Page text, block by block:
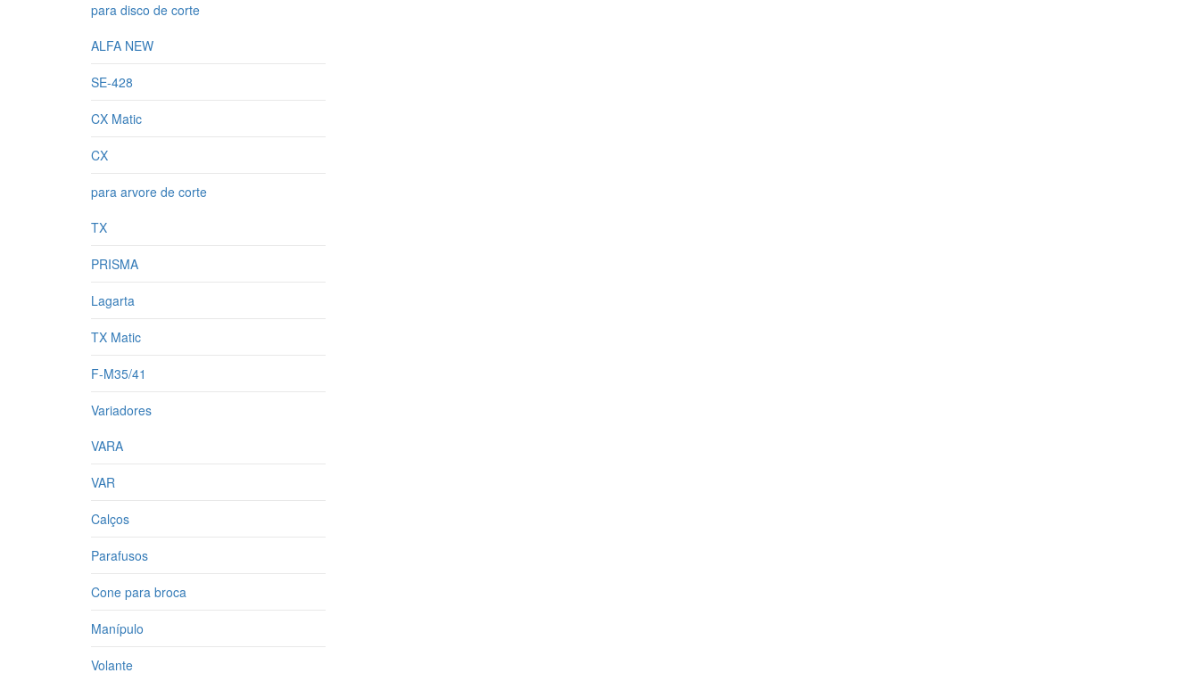
para disco de corte
ALFA NEW
SE-428
CX Matic
CX
para arvore de corte
TX
PRISMA
Lagarta
TX Matic
F-M35/41
Variadores
VARA
VAR
Calços
Parafusos
Cone para broca
Manípulo
Volante